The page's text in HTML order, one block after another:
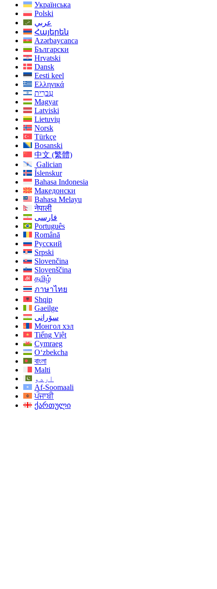
Українська
Polski
عربي
Հայերեն
Azərbaycanca
Български
Hrvatski
Dansk
Eesti keel
Ελληνικά
עִברִית
Magyar
Latviski
Lietuvių
Norsk
Türkçe
Bosanski
中文 (繁體)
Galician
Íslenskur
Bahasa Indonesia
Македонски
Bahasa Melayu
नेपाली
فارسی
Português
Română
Русский
Srpski
Slovenčina
Slovenščina
தமிழ்
ภาษาไทย
Shqip
Gaeilge
سۆرانی
Монгол хэл
Tiếng Việt
Cymraeg
O‘zbekcha
বাংলা
Malti
اردو
Af-Soomaali
ਪੰਜਾਬੀ
ქართული